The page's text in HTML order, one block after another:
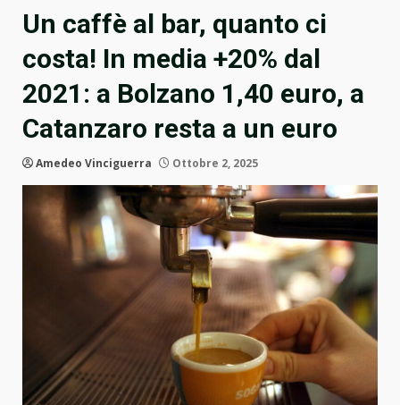
Un caffè al bar, quanto ci
costa! In media +20% dal
2021: a Bolzano 1,40 euro, a
Catanzaro resta a un euro
Amedeo Vinciguerra Ottobre 2, 2025